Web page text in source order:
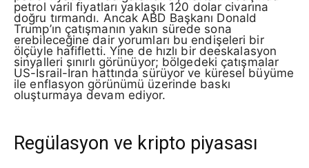
petrol varil fiyatları yaklaşık 120 dolar civarına
doğru tırmandı. Ancak ABD Başkanı Donald
Trump’ın çatışmanın yakın sürede sona
erebileceğine dair yorumları bu endişeleri bir
ölçüyle hafifletti. Yine de hızlı bir deeskalasyon
sinyalleri sınırlı görünüyor; bölgedeki çatışmalar
US-İsrail-İran hattında sürüyor ve küresel büyüme
ile enflasyon görünümü üzerinde baskı
oluşturmaya devam ediyor.
Regülasyon ve kripto piyasası